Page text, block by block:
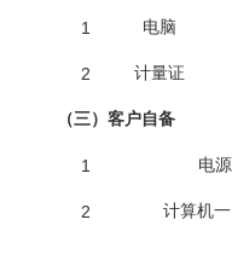
1 电脑
2 计量证
（三）客户自备
1 电源
2 计算机